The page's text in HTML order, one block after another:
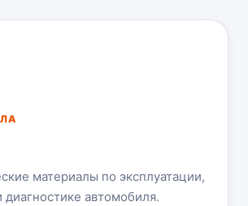
материалы по эксплуатации,
автомобиля.